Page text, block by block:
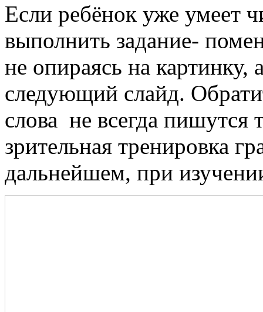
Если ребёнок уже умеет
выполнить задание-
не опираясь на картинку,
следующий слайд.
слова не всегда пишутся
зрительная тренировка
дальнейшем, при